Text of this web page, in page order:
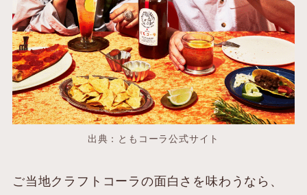
出典：ともコーラ公式サイト
ご当地クラフトコーラの面白さを味わうなら、